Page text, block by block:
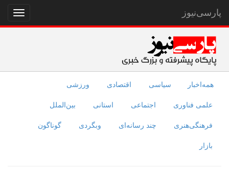
نمایش
منو
پارسی‌نیوز
همه‌اخبار سیاسی اقتصادی ورزشی
علمی فناوری اجتماعی استانی بین‌الملل
فرهنگی‌هنری چند رسانه‌ای وبگردی گوناگون
بازار